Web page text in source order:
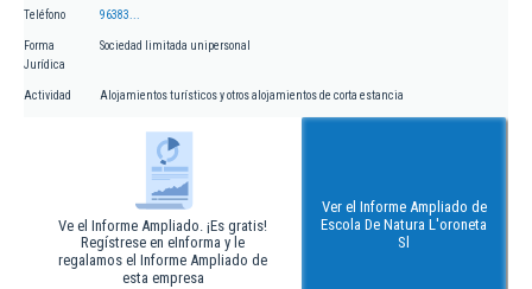
Teléfono 96383...
Forma
Jurídica
Sociedad limitada unipersonal
Actividad Alojamientos turísticos y otros alojamientos de corta estancia
Ve el Informe Ampliado. ¡Es gratis!
Regístrese en eInforma y le
regalamos el Informe Ampliado de
esta empresa
Ver el Informe Ampliado de
Escola De Natura L'oroneta
Sl